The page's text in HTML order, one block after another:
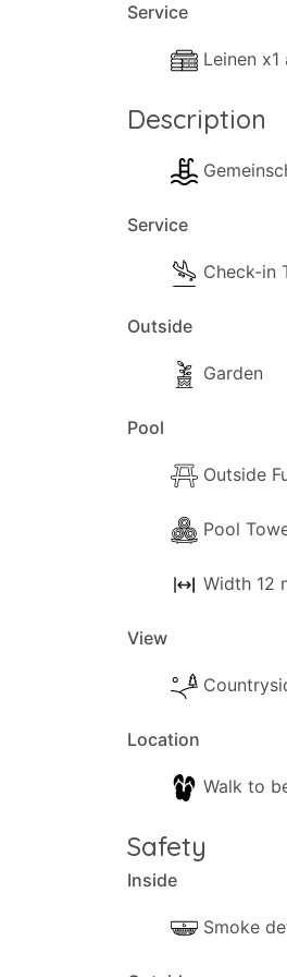
Service
Description
Service
Check-in
Outside
Garden
Pool
Outside
Pool
Width 12
View
Location
Walk to
Safety
Inside
Smoke